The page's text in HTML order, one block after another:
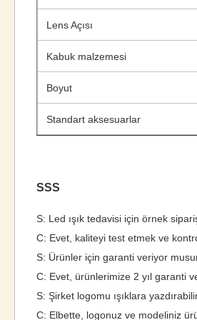
Lens Açısı
Kabuk malzemesi
Boyut
Standart aksesuarlar
SSS
S: Led ışık tedavisi için örnek
C: Evet, kaliteyi test etmek ve
S: Ürünler için garanti veriyor
C: Evet, ürünlerimize 2 yıl garanti
S: Şirket logomu ışıklara
C: Elbette, logonuz ve modeliniz